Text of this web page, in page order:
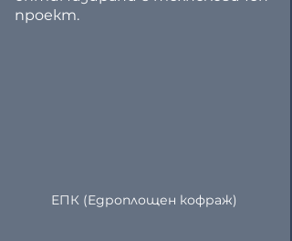
проект.
ЕПК (Едроплощен кофраж)